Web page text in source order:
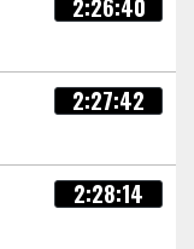
2:26:40
2:27:42
2:28:14